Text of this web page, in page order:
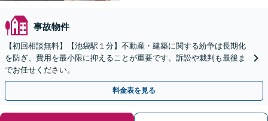
事故物件
【初回相談無料】【池袋駅１分】不動産・建築に関する紛争は長期化
を防ぎ、費用を最小限に抑えることが重要です。訴訟や裁判も最後ま
でお任せください。
料金表を見る